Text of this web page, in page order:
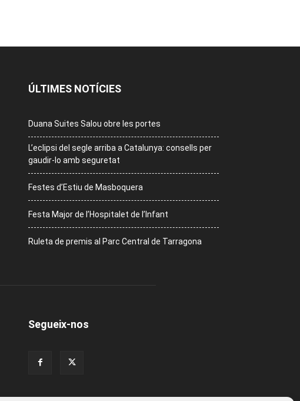
ÚLTIMES NOTÍCIES
Duana Suites Salou obre les portes
L’eclipsi del segle arriba a Catalunya: consells per
gaudir-lo amb seguretat
Festes d’Estiu de Masboquera
Festa Major de l’Hospitalet de l’Infant
Ruleta de premis al Parc Central de Tarragona
Segueix-nos